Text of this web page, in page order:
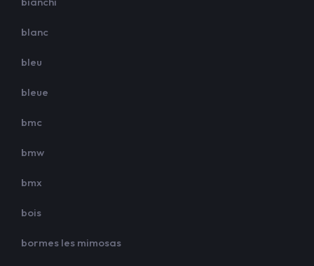
blanc
bleu
bleue
bmc
bmw
bmx
bois
bormes les mimosas